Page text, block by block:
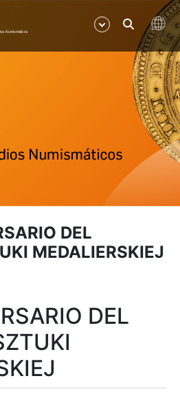
DEL
MEDALIERSKIEJ
DEL